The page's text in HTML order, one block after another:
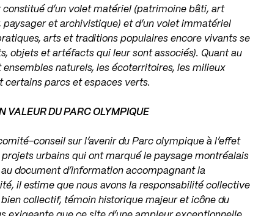
d’un volet matériel (patrimoine bâti, art
et archivistique) et d’un volet immatériel
arts et traditions populaires encore vivants se
objets et artéfacts qui leur sont associés). Quant au
naturels, les écoterritoires, les milieux
certains parcs et espaces verts.
VALEUR DU PARC OLYMPIQUE
conseil sur l’avenir du Parc olympique à l’effet
urbains qui ont marqué le paysage montréalais
document d’information accompagnant la
il estime que nous avons la responsabilité collective
collectif, témoin historique majeur et icône du